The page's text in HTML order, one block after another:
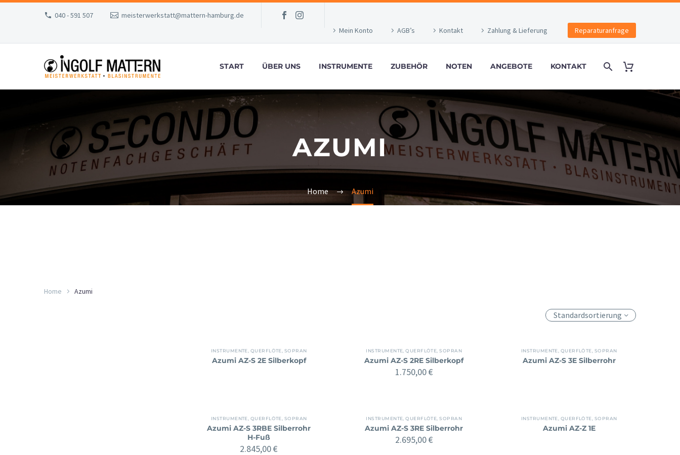
040 - 591 507
meisterwerkstatt@mattern-hamburg.de
Mein Konto
AGB’s Kontakt Zahlung & Lieferung Reparaturanfrage
START ÜBER UNS INSTRUMENTE ZUBEHÖR NOTEN ANGEBOTE KONTAKT
AZUMI
Home Azumi
Home Azumi
Standardsortierung
INSTRUMENTE QUERFLÖTE SOPRAN
Azumi AZ-S 2E Silberkopf
INSTRUMENTE ,QUERFLÖTE ,SOPRAN
Azumi AZ-S 2RE Silberkopf
1.750,00€
INSTRUMENTE QUERFLÖTE SOPRAN
Azumi AZ-S 3E Silberrohr
INSTRUMENTE QUERFLÖTE SOPRAN
Azumi AZ-S 3RBE Silberrohr
H-Fuß
2.845,00€
INSTRUMENTE ,QUERFLÖTE ,SOPRAN
Azumi AZ-S 3RE Silberrohr
2.695,00€
INSTRUMENTE QUERFLÖTE SOPRAN
Azumi AZ-Z 1E